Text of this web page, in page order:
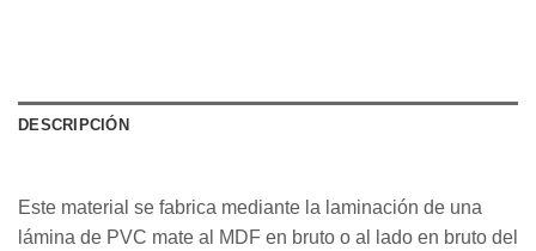
DESCRIPCIÓN
Este material se fabrica mediante la laminación de una
lámina de PVC mate al MDF en bruto o al lado en bruto del